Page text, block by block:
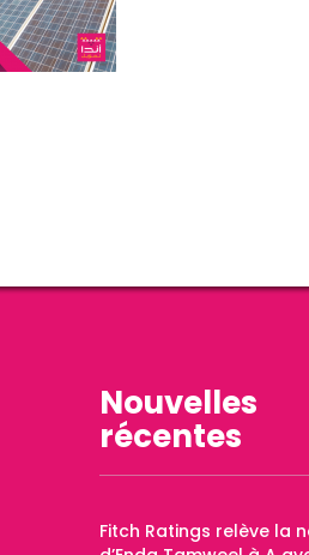
Nouvelles
récentes
Fitch Ratings relève la